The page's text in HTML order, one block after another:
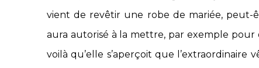
vient de revêtir une robe de mariée, peut-
aura autorisé à la mettre, par exemple pour
voilà qu’elle s’aperçoit que